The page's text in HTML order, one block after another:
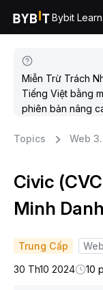
Bybit Learn
Miễn Trừ Trách
Tiếng Việt bằng
phiên bản nâng
Topics Web
Civic
Minh
Trung Cấp
30 Th10 2024
10